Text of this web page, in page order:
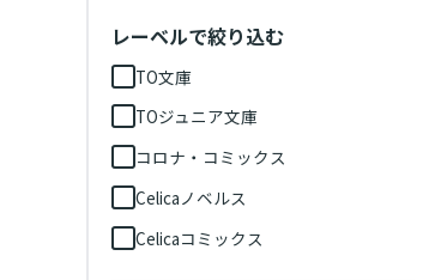
レーベルで絞り込む
TO文庫
TOジュニア文庫
コロナ・コミックス
Celicaノベルス
Celicaコミックス